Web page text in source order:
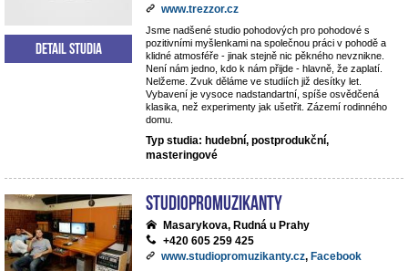
www.trezzor.cz
Jsme nadšené studio pohodových pro pohodové s
pozitivními myšlenkami na společnou práci v pohodě a
klidné atmosféře - jinak stejně nic pěkného nevznikne.
Není nám jedno, kdo k nám přijde - hlavně, že zaplatí.
Nelžeme. Zvuk děláme ve studiích již desítky let.
Vybavení je vysoce nadstandartní, spíše osvědčená
klasika, než experimenty jak ušetřit. Zázemí rodinného
domu.
Typ studia: hudební, postprodukční,
masteringové
Detail studia
StudioPROmuzikanty
Masarykova, Rudná u Prahy
+420 605 259 425
www.studiopromuzikanty.cz, Facebook